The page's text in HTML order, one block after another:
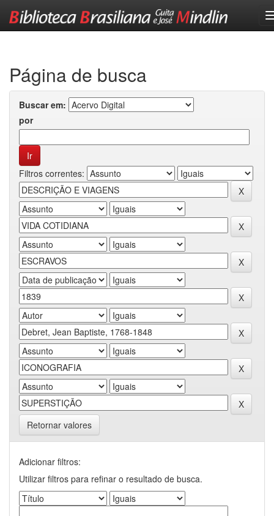
Página de busca
Buscar em:
por
Filtros correntes:
Retornar valores
Adicionar filtros:
Utilizar filtros para refinar o resultado de busca.